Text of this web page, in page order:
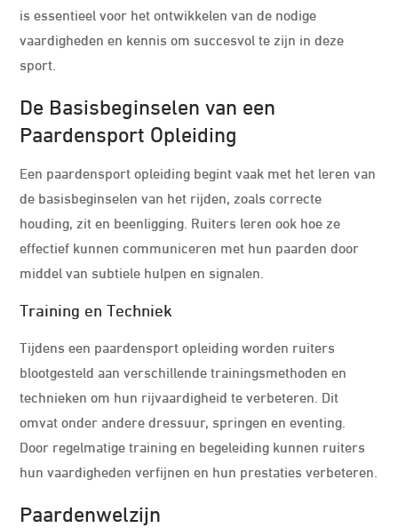
is essentieel voor het ontwikkelen van de nodige
vaardigheden en kennis om succesvol te zijn in deze
sport.
De Basisbeginselen van een
Paardensport Opleiding
Een paardensport opleiding begint vaak met het leren van
de basisbeginselen van het rijden, zoals correcte
houding, zit en beenligging. Ruiters leren ook hoe ze
effectief kunnen communiceren met hun paarden door
middel van subtiele hulpen en signalen.
Training en Techniek
Tijdens een paardensport opleiding worden ruiters
blootgesteld aan verschillende trainingsmethoden en
technieken om hun rijvaardigheid te verbeteren. Dit
omvat onder andere dressuur, springen en eventing.
Door regelmatige training en begeleiding kunnen ruiters
hun vaardigheden verfijnen en hun prestaties verbeteren.
Paardenwelzijn